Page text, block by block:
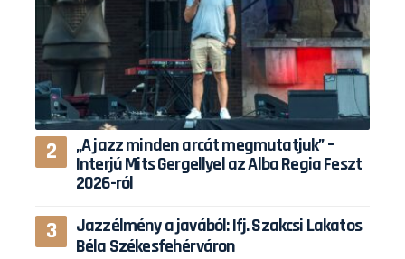
„A jazz minden arcát megmutatjuk” –
Interjú Mits Gergellyel az Alba Regia Feszt
2026-ról
Jazzélmény a javából: Ifj. Szakcsi Lakatos
Béla Székesfehérváron